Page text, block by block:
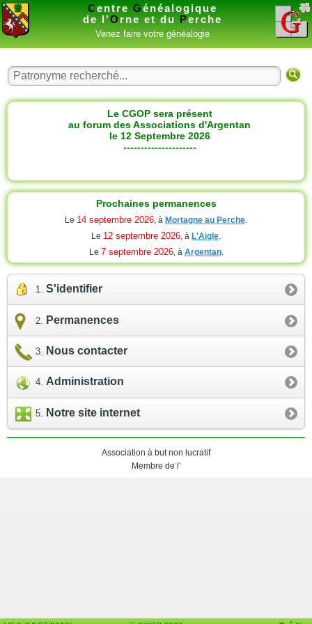
Centre Généalogique
de l'O rne et du Perche
Venez faire votre généalogie
Le CGOP sera présent
au forum des Associations d'Argentan
le 12 Septembre 2026
---------------------
Prochaines permanences
Le 14 septembre 2026, à Mortagne au Perche.
Le 12 septembre 2026, à L'Aigle.
Le 7 septembre 2026, à Argentan.
S'identifier
Permanences
Nous contacter
Administration
Notre site internet
Association à but non lucratif
Membre de l'